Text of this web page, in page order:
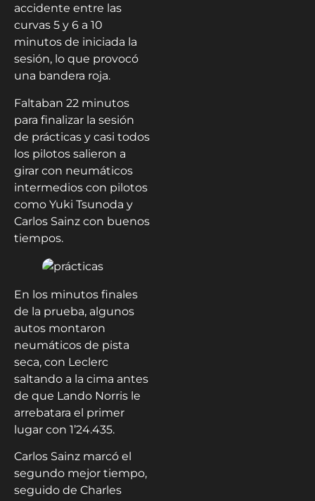
accidente entre las
curvas 5 y 6 a 10
minutos de iniciada la
sesión, lo que provocó
una bandera roja.
Faltaban 22 minutos
para finalizar la sesión
de prácticas y casi todos
los pilotos salieron a
girar con neumáticos
intermedios con pilotos
como Yuki Tsunoda y
Carlos Sainz con buenos
tiempos.
En los minutos finales
de la prueba, algunos
autos montaron
neumáticos de pista
seca, con Leclerc
saltando a la cima antes
de que Lando Norris le
arrebatara el primer
lugar con 1’24.435.
Carlos Sainz marcó el
segundo mejor tiempo,
seguido de Charles